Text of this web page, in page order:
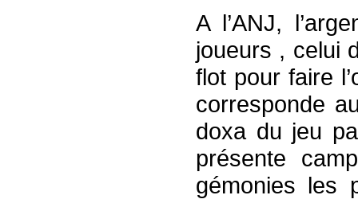
A l’ANJ,
joueurs , celui
flot pour faire
corresponde
doxa du jeu
présente
gémonies les